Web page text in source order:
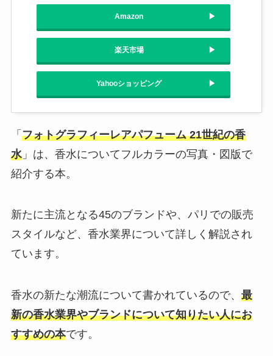
Amazon
楽天市場
Yahooショッピング
「 フォトグラフィーレアパフューム 21世紀の香
水」は、香水についてフルカラーの写真・図版で
紹介する本。
新たに主流となる45のブランドや、パリでの販売
スタイルなど、香水業界について詳しく解説され
ています。
香水の新たな潮流について書かれているので、 最
新の香水業界やブランドについて知りたい人にお
すすめの本です。